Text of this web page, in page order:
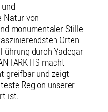
Natur von
monumentaler Stille
Orten
durch Yadegar
macht
greifbar und zeigt
Region unserer
ist.